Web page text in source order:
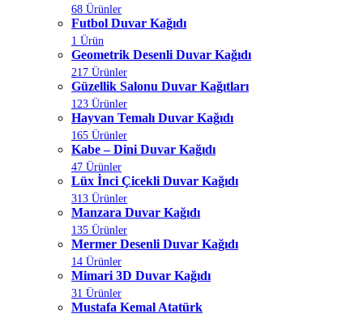
68 Ürünler
Futbol Duvar Kağıdı
1 Ürün
Geometrik Desenli Duvar Kağıdı
217 Ürünler
Güzellik Salonu Duvar Kağıtları
123 Ürünler
Hayvan Temalı Duvar Kağıdı
165 Ürünler
Kabe – Dini Duvar Kağıdı
47 Ürünler
Lüx İnci Çicekli Duvar Kağıdı
313 Ürünler
Manzara Duvar Kağıdı
135 Ürünler
Mermer Desenli Duvar Kağıdı
14 Ürünler
Mimari 3D Duvar Kağıdı
31 Ürünler
Mustafa Kemal Atatürk